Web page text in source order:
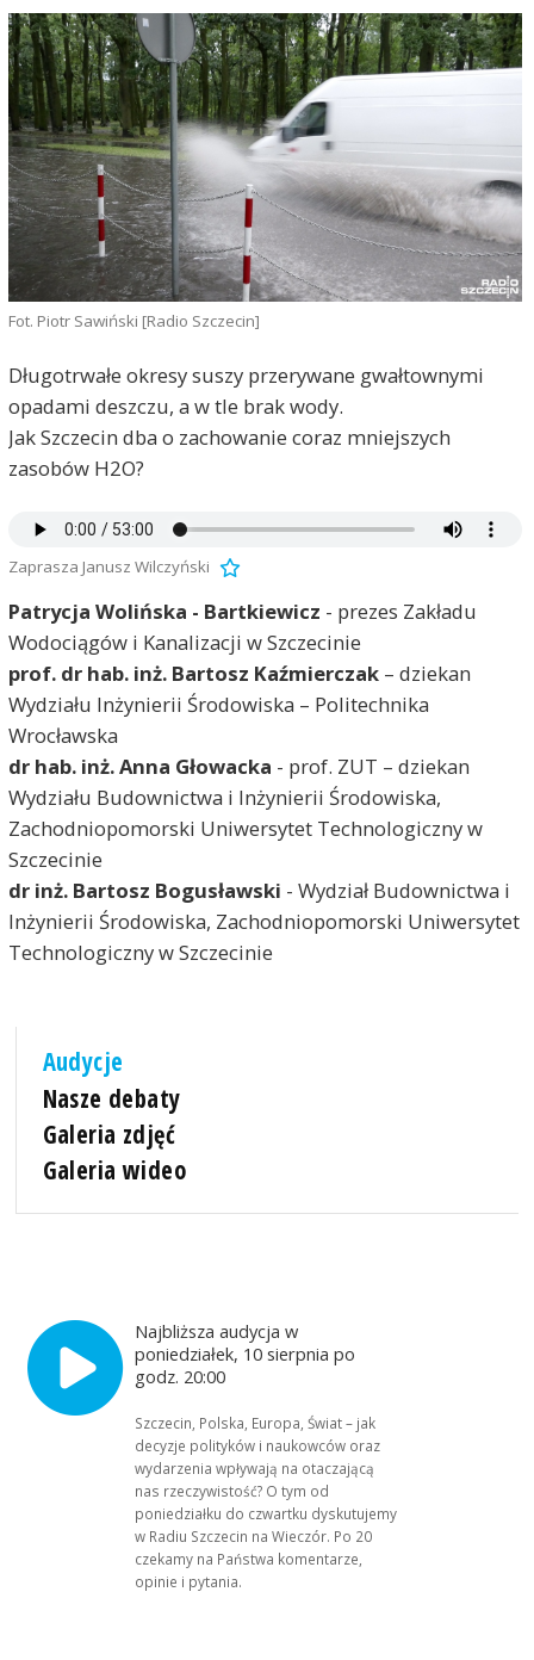
Fot. Piotr Sawiński [Radio Szczecin]
Długotrwałe okresy suszy przerywane gwałtownymi
opadami deszczu, a w tle brak wody.
Jak Szczecin dba o zachowanie coraz mniejszych
zasobów H2O?
Zaprasza Janusz Wilczyński
Patrycja Wolińska - Bartkiewicz - prezes Zakładu
Wodociągów i Kanalizacji w Szczecinie
prof. dr hab. inż. Bartosz Kaźmierczak– dziekan
Wydziału Inżynierii Środowiska – Politechnika
Wrocławska
dr hab. inż. Anna Głowacka - prof. ZUT – dziekan
Wydziału Budownictwa i Inżynierii Środowiska,
Zachodniopomorski Uniwersytet Technologiczny w
Szczecinie
dr inż. Bartosz Bogusławski - Wydział Budownictwa i
Inżynierii Środowiska, Zachodniopomorski Uniwersytet
Technologiczny w Szczecinie
Audycje
Nasze debaty
Galeria zdjęć
Galeria wideo
Najbliższa audycja w
poniedziałek, 10 sierpnia po
godz. 20:00
Szczecin, Polska, Europa, Świat – jak
decyzje polityków i naukowców oraz
wydarzenia wpływają na otaczającą
nas rzeczywistość? O tym od
poniedziałku do czwartku dyskutujemy
w Radiu Szczecin na Wieczór. Po 20
czekamy na Państwa komentarze,
opinie i pytania.